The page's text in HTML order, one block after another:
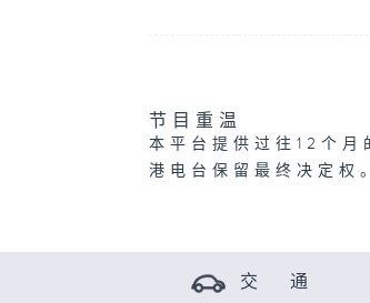
节目重温
本平台提供过往12个月
港电台保留最终决定权
交 通